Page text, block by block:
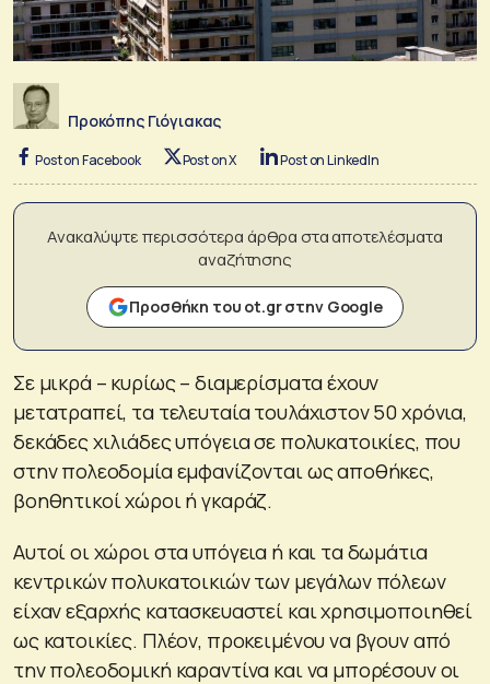
Προκόπης Γιόγιακας
Post on Facebook Post on X Post on LinkedIn
Ανακαλύψτε περισσότερα άρθρα στα αποτελέσματα
αναζήτησης
Προσθήκη του ot.gr στην Google
Σε μικρά – κυρίως – διαμερίσματα έχουν
μετατραπεί, τα τελευταία τουλάχιστον 50 χρόνια,
δεκάδες χιλιάδες υπόγεια σε πολυκατοικίες, που
στην πολεοδομία εμφανίζονται ως αποθήκες,
βοηθητικοί χώροι ή γκαράζ.
Αυτοί οι χώροι στα υπόγεια ή και τα δωμάτια
κεντρικών πολυκατοικιών των μεγάλων πόλεων
είχαν εξαρχής κατασκευαστεί και χρησιμοποιηθεί
ως κατοικίες. Πλέον, προκειμένου να βγουν από
την πολεοδομική καραντίνα και να μπορέσουν οι